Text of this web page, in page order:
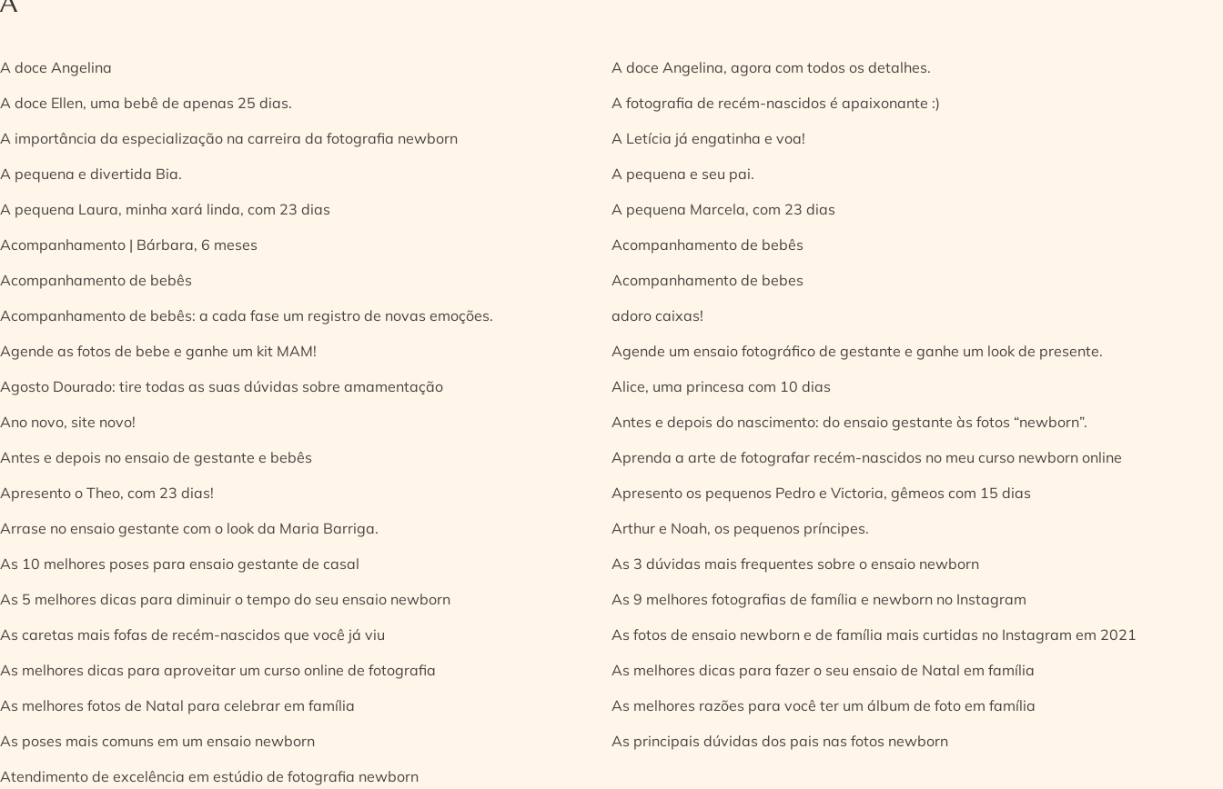
A doce Angelina
A doce Angelina, agora com todos os detalhes.
A doce Ellen, uma bebê de apenas 25 dias.
A fotografia de recém-nascidos é apaixonante :)
A importância da especialização na carreira da fotografia newborn
A Letícia já engatinha e voa!
A pequena e divertida Bia.
A pequena e seu pai.
A pequena Laura, minha xará linda, com 23 dias
A pequena Marcela, com 23 dias
Acompanhamento | Bárbara, 6 meses
Acompanhamento de bebês
Acompanhamento de bebês
Acompanhamento de bebes
Acompanhamento de bebês: a cada fase um registro de novas emoções.
adoro caixas!
Agende as fotos de bebe e ganhe um kit MAM!
Agende um ensaio fotográfico de gestante e ganhe um look de presente.
Agosto Dourado: tire todas as suas dúvidas sobre amamentação
Alice, uma princesa com 10 dias
Ano novo, site novo!
Antes e depois do nascimento: do ensaio gestante às fotos “newborn”.
Antes e depois no ensaio de gestante e bebês
Aprenda a arte de fotografar recém-nascidos no meu curso newborn online
Apresento o Theo, com 23 dias!
Apresento os pequenos Pedro e Victoria, gêmeos com 15 dias
Arrase no ensaio gestante com o look da Maria Barriga.
Arthur e Noah, os pequenos príncipes.
As 10 melhores poses para ensaio gestante de casal
As 3 dúvidas mais frequentes sobre o ensaio newborn
As 5 melhores dicas para diminuir o tempo do seu ensaio newborn
As 9 melhores fotografias de família e newborn no Instagram
As caretas mais fofas de recém-nascidos que você já viu
As fotos de ensaio newborn e de família mais curtidas no Instagram em 2021
As melhores dicas para aproveitar um curso online de fotografia
As melhores dicas para fazer o seu ensaio de Natal em família
As melhores fotos de Natal para celebrar em família
As melhores razões para você ter um álbum de foto em família
As poses mais comuns em um ensaio newborn
As principais dúvidas dos pais nas fotos newborn
Atendimento de excelência em estúdio de fotografia newborn